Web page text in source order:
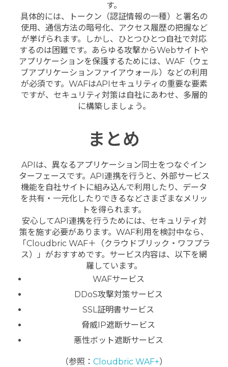
す。
具体的には、トークン（認証情報の一種）と署名の
使用、通信方法の暗号化、アクセス履歴の把握など
が挙げられます。しかし、ひとつひとつ自社で対応
するのは困難です。あらゆる攻撃からWebサイトや
アプリケーションを保護するためには、WAF（ウェ
ブアプリケーションファイアウォール）などの利用
が必須です。WAFはAPIセキュリティの重要な要素
ですが、セキュリティ対策は自社にあわせ、多層的
に構築しましょう。
まとめ
APIは、異なるアプリケーション同士をつなぐイン
ターフェースです。API連携を行うと、外部サービス
機能を自社サイトに組み込んで利用したり、データ
を共有・一元化したりできるなどさまざまなメリッ
トを得られます。
安心してAPI連携を行うためには、セキュリティ対
策を施す必要があります。WAF利用を検討中なら、
「Cloudbric WAF＋（クラウドブリック・ワフプラ
ス）」がおすすめです。サービス内容は、以下を網
羅しています。
WAFサービス
DDoS攻撃対策サービス
SSL証明書サービス
脅威IP遮断サービス
悪性ボット遮断サービス
（参照： Cloudbric WAF+）